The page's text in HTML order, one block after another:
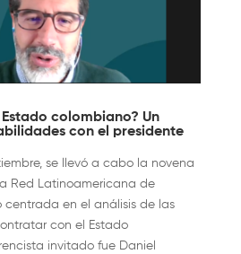
colombiano? Un
con el presidente
se llevó a cabo la novena
Red Latinoamericana de
centrada en el análisis de las
con el Estado
invitado fue Daniel